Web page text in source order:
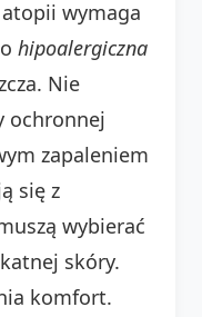
wymaga
hipoalergiczna
Nie
ochronnej
zapaleniem
się z
wybierać
skóry.
komfort.